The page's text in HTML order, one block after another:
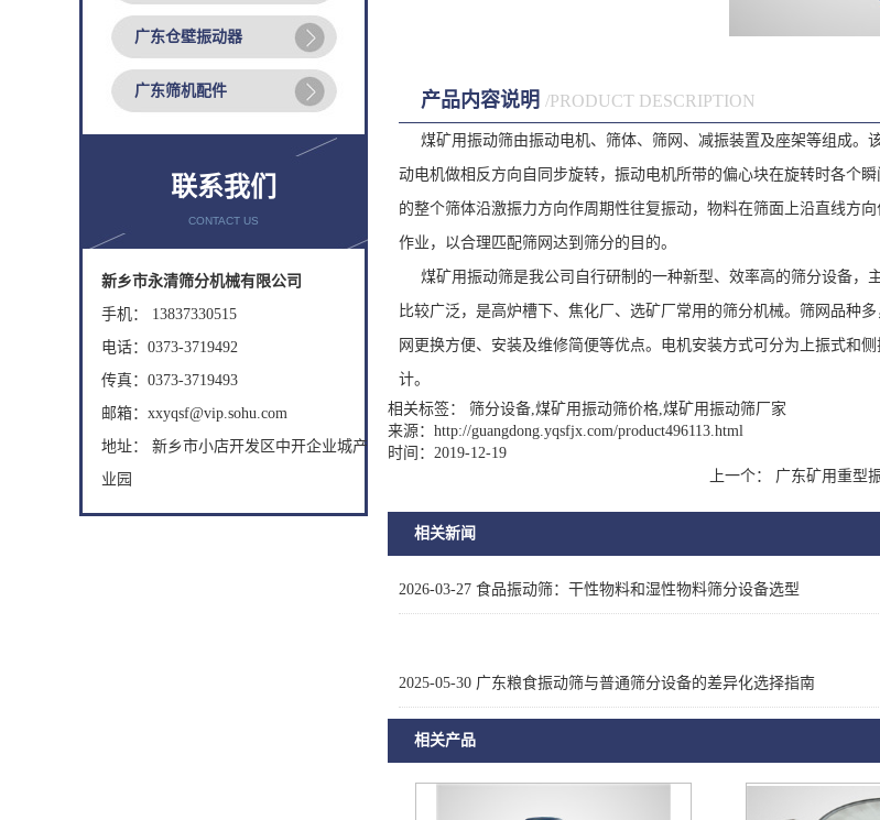
广东仓壁振动器
广东筛机配件
联系我们
CONTACT US
新乡市永清筛分机械有限公司
手机： 13837330515
电话：0373-3719492
传真：0373-3719493
邮箱：xxyqsf@vip.sohu.com
地址： 新乡市小店开发区中开企业城产
业园
产品内容说明 /PRODUCT DESCRIPTION
煤矿用振动筛由振动电机、筛体、筛网、减振装置及座架等组成。
动电机做相反方向自同步旋转，振动电机所带的偏心块在旋转时各个
的整个筛体沿激振力方向作周期性往复振动，物料在筛面上沿直线方
作业，以合理匹配筛网达到筛分的目的。
煤矿用振动筛是我公司自行研制的一种新型、效率高的筛分设备，
比较广泛，是高炉槽下、焦化厂、选矿厂常用的筛分机械。筛网品种
网更换方便、安装及维修简便等优点。电机安装方式可分为上振式和
计。
相关标签： 筛分设备,煤矿用振动筛价格,煤矿用振动筛厂家
来源： http://guangdong.yqsfjx.com/product496113.html
时间：2019-12-19
上一个：
广东矿用重型
相关新闻
2026-03-27 食品振动筛：干性物料和湿性物料筛分设备选型
2025-05-30 广东粮食振动筛与普通筛分设备的差异化选择指南
相关产品